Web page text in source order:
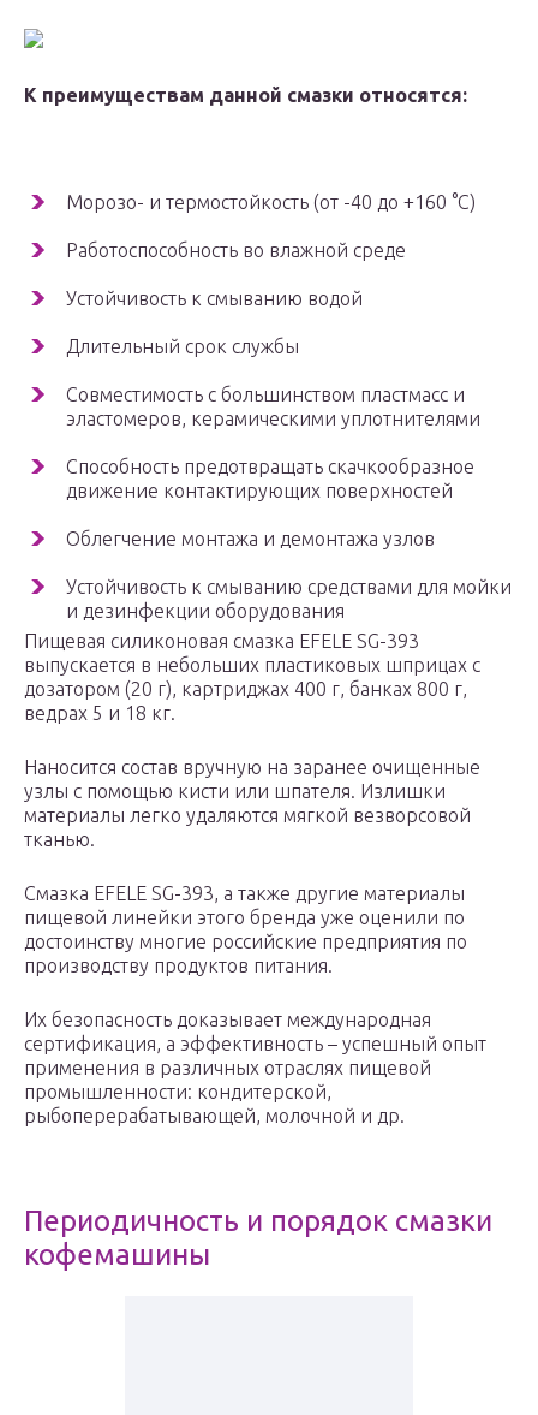
К преимуществам данной смазки относятся:
Морозо- и термостойкость (от -40 до +160 °С)
Работоспособность во влажной среде
Устойчивость к смыванию водой
Длительный срок службы
Совместимость с большинством пластмасс и
эластомеров, керамическими уплотнителями
Способность предотвращать скачкообразное
движение контактирующих поверхностей
Облегчение монтажа и демонтажа узлов
Устойчивость к смыванию средствами для мойки
и дезинфекции оборудования
Пищевая силиконовая смазка EFELE SG-393
выпускается в небольших пластиковых шприцах с
дозатором (20 г), картриджах 400 г, банках 800 г,
ведрах 5 и 18 кг.
Наносится состав вручную на заранее очищенные
узлы с помощью кисти или шпателя. Излишки
материалы легко удаляются мягкой везворсовой
тканью.
Смазка EFELE SG-393, а также другие материалы
пищевой линейки этого бренда уже оценили по
достоинству многие российские предприятия по
производству продуктов питания.
Их безопасность доказывает международная
сертификация, а эффективность – успешный опыт
применения в различных отраслях пищевой
промышленности: кондитерской,
рыбоперерабатывающей, молочной и др.
Периодичность и порядок смазки
кофемашины